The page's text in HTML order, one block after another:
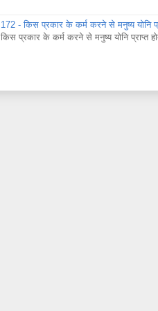
172 - किस प्रकार के कर्म करने से मनुष्य योनि
किस प्रकार के कर्म करने से मनुष्य योनि प्राप्त